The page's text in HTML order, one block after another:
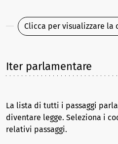
Clicca per visualizzare la
Iter parlamentare
La lista di tutti i passaggi
diventare legge. Seleziona i
relativi passaggi.